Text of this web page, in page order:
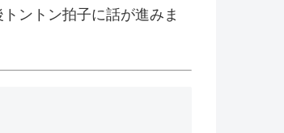
ントン拍子に話が進みま